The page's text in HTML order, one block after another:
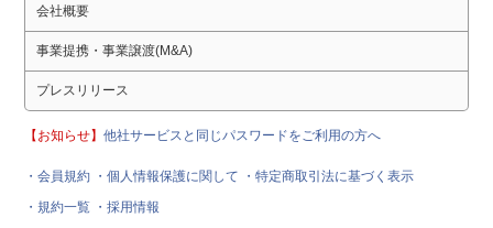
会社概要
事業提携・事業譲渡(M&A)
プレスリリース
【お知らせ】他社サービスと同じパスワードをご利用の方へ
・会員規約 ・個人情報保護に関して
・特定商取引法に基づく表示
・規約一覧 ・採用情報